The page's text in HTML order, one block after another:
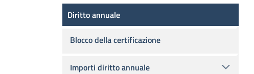
Diritto annuale
Diritto annuale
Blocco della certificazione
Importi diritto annuale